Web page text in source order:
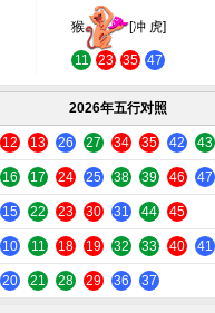
猴 [冲 虎]
11 23 35 47
2026年五行对照
12 13 26 27 34 35 42 43
16 17 24 25 38 39 46 47
15 22 23 30 31 44 45
10 11 18 19 32 33 40 41
20 21 28 29 36 37